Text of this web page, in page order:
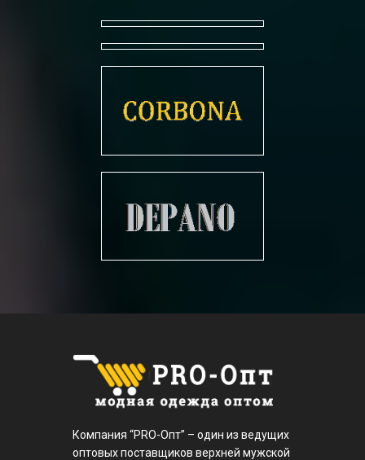
Компания “PRO-Опт” – один из ведущих
оптовых поставщиков верхней мужской